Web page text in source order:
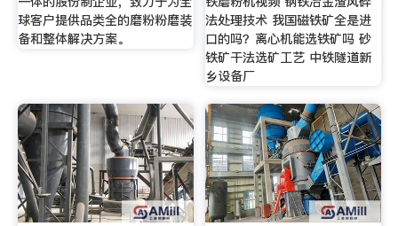
球客户提供品类全的磨粉粉磨装
备和整体解决方案。
法处理技术 我国磁铁矿全是进
口的吗？离心机能选铁矿吗 砂
铁矿干法选矿工艺 中铁隧道新
乡设备厂